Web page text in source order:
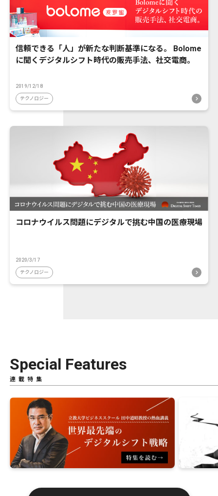
信頼できる「人」が新たな判断基準になる。 Bolome
に聞くデジタルシフト時代の販売手法、社交電商。
2019/12/18
テクノロジー
コロナウイルス問題にデジタルで挑む中国の医療現場
2020/3/17
テクノロジー
Special Features
連載特集